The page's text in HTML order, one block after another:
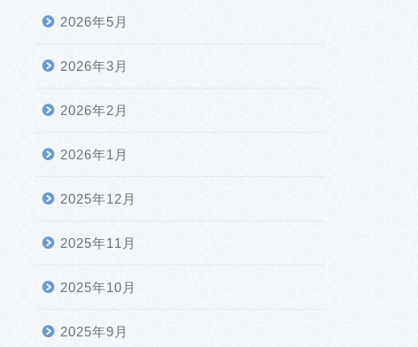
2026年5月
2026年3月
2026年2月
2026年1月
2025年12月
2025年11月
2025年10月
2025年9月